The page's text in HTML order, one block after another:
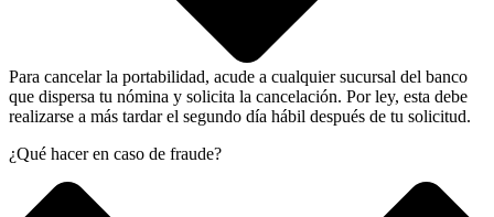
Para cancelar la portabilidad, acude a cualquier sucursal del banco
que dispersa tu nómina y solicita la cancelación. Por ley, esta debe
realizarse a más tardar el segundo día hábil después de tu solicitud.
¿Qué hacer en caso de fraude?